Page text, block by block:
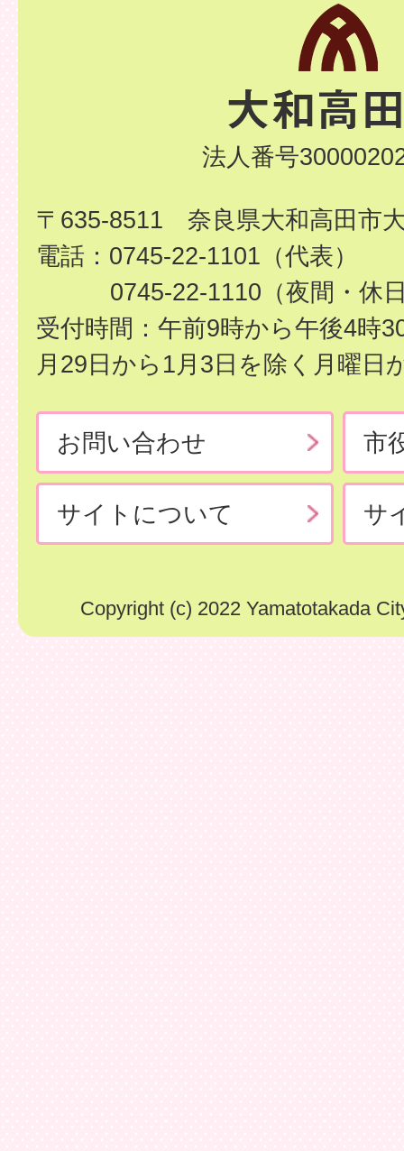
法人番号
〒635-8511 奈良県大和高田市
電話：0745-22-1101（代表）
0745-22-1110（夜間・休
受付時間：午前9時から午後4時
月29日から1月3日を除く月曜日
お問い合わせ 市
サイトについて サ
Copyright (c) 2022 Yamatotakada